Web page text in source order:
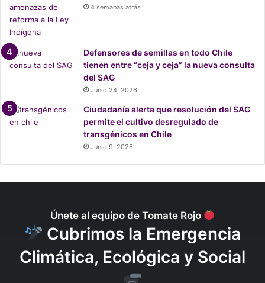
Las actividades asociadas al lanzamiento del reporte
finalizarán el próximo jueves 22 de abril con una
conversación entre la ONG Defensoría Ambiental,
Derechos Digitales y Katta Alonso, moderado porNatalie
Nicloux
4 semanas atrás
Defensores de semillas en todo Chile
tienen entre “ceja y ceja” la nueva consulta
del SAG
Junio 24, 2026
Ciudadanía alerta que resolución del SAG
permite el cultivo desregulado de
transgénicos en Chile
Junio 9, 2026
Únete al equipo de Tomate Rojo
Cubrimos la Emergencia
Climática, Ecológica y Social